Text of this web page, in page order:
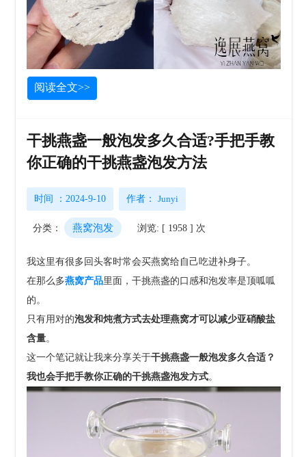
阅读全文>>
干挑燕盏一般泡发多久合适?手把手教
你正确的干挑燕盏泡发方法
时间 ：2024-9-10 作者：Junyi
分类： 燕窝泡发 浏览: [ 1958 ] 次
我这里有很多回头客时常会买燕窝给自己吃进补身子。
在那么多燕窝产品里面，干挑燕盏的口感和泡发率是顶呱呱
的。
只有用对的泡发和炖煮方式去处理燕窝才可以减少亚硝酸盐
含量。
这一个笔记就让我来分享关于干挑燕盏一般泡发多久合适？
我也会手把手教你正确的干挑燕盏泡发方式。